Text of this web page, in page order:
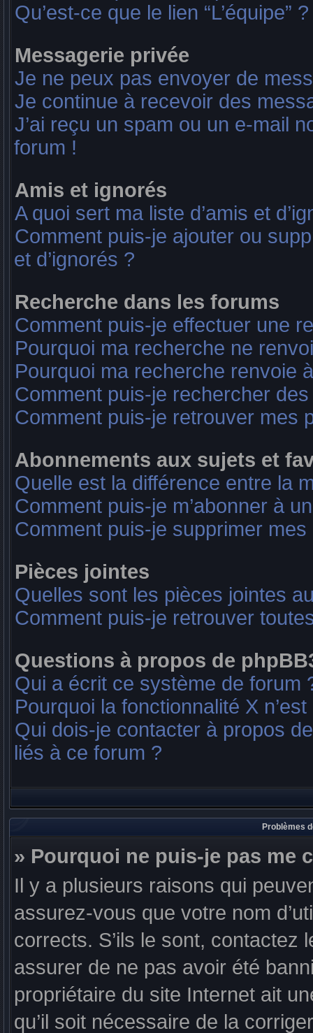
Qu’est-ce que le lien “L’équipe” ?
Messagerie privée
Je ne peux pas envoyer de
Je continue à recevoir des
J’ai reçu un spam ou un e-mail
forum !
Amis et ignorés
A quoi sert ma liste d’amis et
Comment puis-je ajouter ou
et d’ignorés ?
Recherche dans les forums
Comment puis-je effectuer une
Pourquoi ma recherche ne
Pourquoi ma recherche renvoie
Comment puis-je rechercher
Comment puis-je retrouver mes
Abonnements aux sujets et
Quelle est la différence entre la
Comment puis-je m’abonner à
Comment puis-je supprimer
Pièces jointes
Quelles sont les pièces jointes
Comment puis-je retrouver
Questions à propos de
Qui a écrit ce système de forum
Pourquoi la fonctionnalité X
Qui dois-je contacter à propos
liés à ce forum ?
Problèmes
» Pourquoi ne puis-je pas me
Il y a plusieurs raisons qui
assurez-vous que votre nom
corrects. S’ils le sont, contactez
assurer de ne pas avoir été
propriétaire du site Internet ait
qu’il soit nécessaire de la